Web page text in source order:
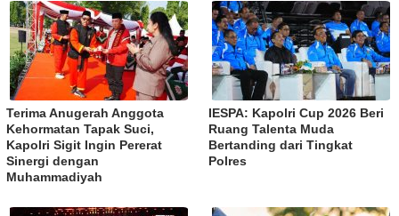
Terima Anugerah Anggota
Kehormatan Tapak Suci,
Kapolri Sigit Ingin Pererat
Sinergi dengan
Muhammadiyah
IESPA: Kapolri Cup 2026 Beri
Ruang Talenta Muda
Bertanding dari Tingkat
Polres